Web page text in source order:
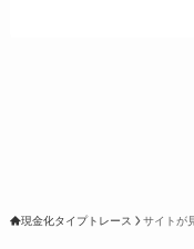
現金化タイプトレース サイトが